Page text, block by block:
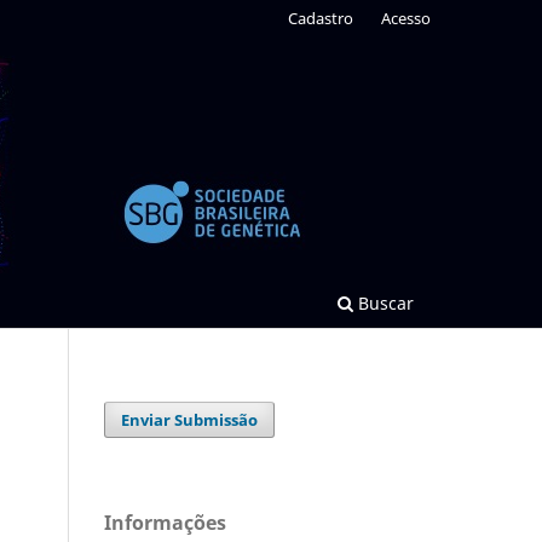
Buscar
Cadastro Acesso
Enviar Submissão
Informações